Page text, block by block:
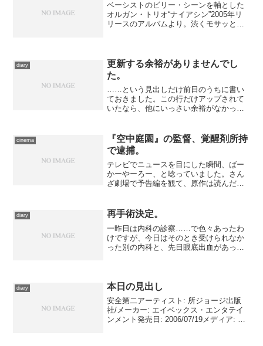
ベーシストのビリー・シーンを軸とした
オルガン・トリオ“ナイアシン”2005年リ
リースのアルバムより。渋くモサッとし
ス・チェンバースの...
diary
更新する余裕がありませんでし
た。
……という見出しだけ前日のうちに書い
ておきました。この行だけアップされて
いたなら、他にいっさい余裕がなかっ
どーかご心配なく。 ……というのを３
日の時点で、暇潰しがてら用...
cinema
『空中庭園』の監督、覚醒剤所持
で逮捕。
テレビでニュースを目にした瞬間、ばー
かーやーろー、と唸っていました。さん
ざ劇場で予告編を観て、原作は読んだこ
う気分になっていたところだというの
に。 映画は監督ひとりのも...
diary 再手術決定。
一昨日は内科の診察……で色々あったわ
けですが、今日はそのとき受けられなか
った別の内科と、先日眼底出血があった
ゴチャゴチャあったんです...
diary 本日の見出し
安全第二アーティスト: 所ジョージ出版
社/メーカー: エイベックス・エンタテイ
ンメント発売日: 2006/07/19メディア: CD